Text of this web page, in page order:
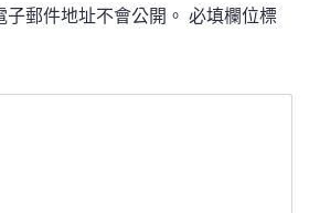
郵件地址不會公開。 必填欄位標